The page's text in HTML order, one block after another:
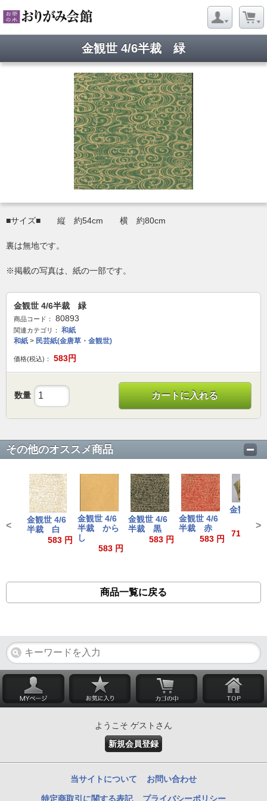
金観世 4/6半裁 緑
■サイズ■ 縦 約54cm 横 約80cm
裏は無地です。
※掲載の写真は、紙の一部です。
金観世 4/6半裁 緑
商品コード： 80893
関連カテゴリ：
和紙
和紙 > 民芸紙(金唐草・金観世)
価格(税込)： 583円
数量 カートに入れる
その他のオススメ商品
金観世 4/6
半裁 白
583 円
金観世 4/6
半裁 から
し
583 円
金観世 4/6
半裁 黒
583 円
金観世 4/6
半裁 赤
583 円
金観世
715～
< >
商品一覧に戻る
ようこそ ゲストさん
新規会員登録
当サイトについて お問い合わせ
特定商取引に関する表記 プライバシーポリシー